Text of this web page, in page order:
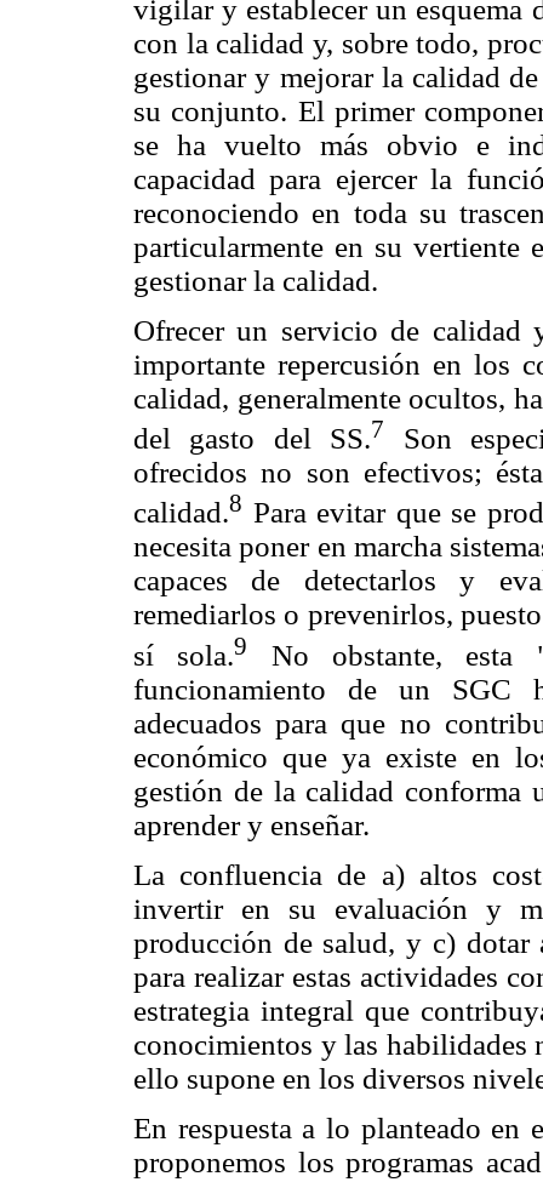
vigilar y establecer un esquema
con la calidad y, sobre todo,
gestionar y mejorar la calidad
su conjunto. El primer
se ha vuelto más obvio e
capacidad para ejercer la
reconociendo en toda su
particularmente en su vertiente
gestionar la calidad.
Ofrecer un servicio de calidad
importante repercusión en los
calidad, generalmente ocultos,
del gasto del SS.7
Son
ofrecidos no son efectivos;
calidad.8 Para evitar que se
necesita poner en marcha
capaces de detectarlos y
remediarlos o prevenirlos,
sí sola.9
No obstante, esta
funcionamiento de un SGC
adecuados para que no
económico que ya existe en
gestión de la calidad conforma
aprender y enseñar.
La confluencia de a) altos
invertir en su evaluación y
producción de salud, y c) dotar
para realizar estas actividades
estrategia integral que
conocimientos y las habilidades
ello supone en los diversos
En respuesta a lo planteado en
proponemos los programas